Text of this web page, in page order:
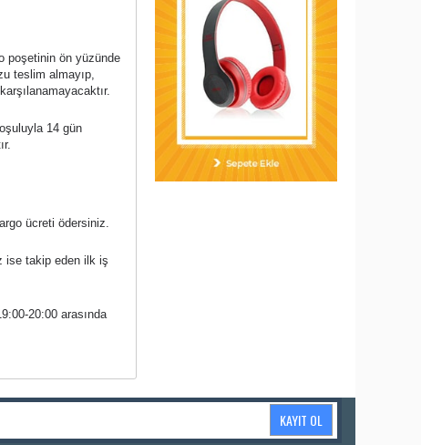
poşetinin ön yüzünde
teslim almayıp,
14 gün
ücreti ödersiniz.
ise takip eden ilk iş
20:00 arasında
KAYIT OL